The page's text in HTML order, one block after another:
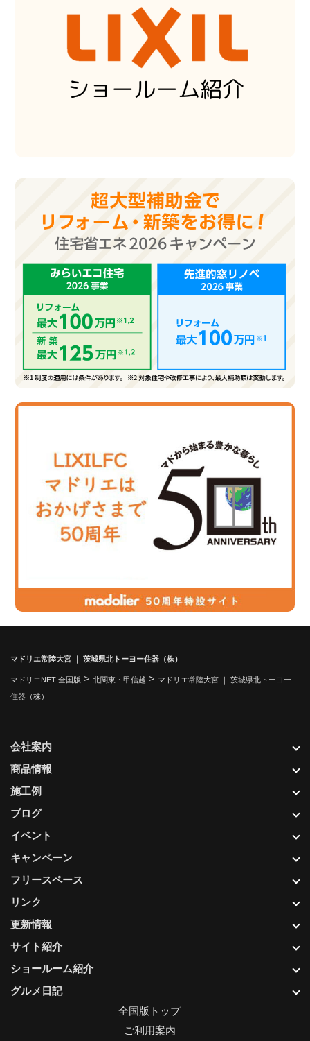
マドリエ常陸大宮 ｜ 茨城県北トーヨー住器（株）
マドリエNET 全国版 > 北関東・甲信越 > マドリエ常陸大宮 ｜ 茨城県北トーヨー
住器（株）
更新情報
サイト紹介
ショールーム紹介
グルメ日記
会社案内
商品情報
施工例
ブログ
イベント
キャンペーン
フリースペース
リンク
全国版トップ
ご利用案内